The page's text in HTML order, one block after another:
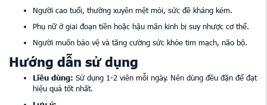
Người cao tuổi, thường xuyên mệt mỏi, sức đề kháng kém.
Phụ nữ ở giai đoạn tiền hoặc hậu mãn kinh bị suy nhược cơ thể.
Người muốn bảo vệ và tăng cường sức khỏe tim mạch, não bộ.
Hướng dẫn sử dụng
Liều dùng: Sử dụng 1-2 viên mỗi ngày. Nên dùng đều đặn để đạt
hiệu quả tốt nhất.